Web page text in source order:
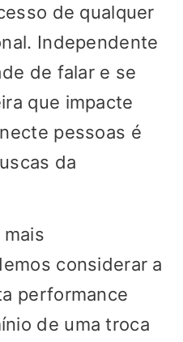
de qualquer
Independente
de falar e se
que impacte
pessoas é
da
mais
considerar a
performance
de uma troca